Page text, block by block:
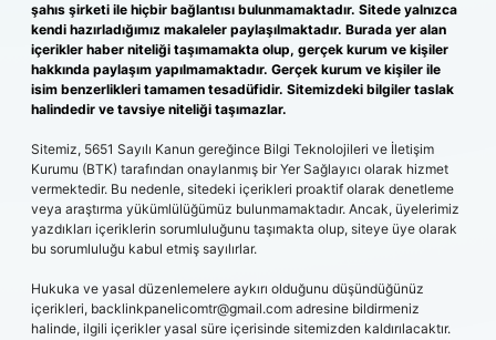
şahıs şirketi ile hiçbir bağlantısı bulunmamaktadır. Sitede yalnızca
kendi hazırladığımız makaleler paylaşılmaktadır. Burada yer alan
içerikler haber niteliği taşımamakta olup, gerçek kurum ve kişiler
hakkında paylaşım yapılmamaktadır. Gerçek kurum ve kişiler ile
isim benzerlikleri tamamen tesadüfidir. Sitemizdeki bilgiler taslak
halindedir ve tavsiye niteliği taşımazlar.
Sitemiz, 5651 Sayılı Kanun gereğince Bilgi Teknolojileri ve İletişim
Kurumu (BTK) tarafından onaylanmış bir Yer Sağlayıcı olarak hizmet
vermektedir. Bu nedenle, sitedeki içerikleri proaktif olarak denetleme
veya araştırma yükümlülüğümüz bulunmamaktadır. Ancak, üyelerimiz
yazdıkları içeriklerin sorumluluğunu taşımakta olup, siteye üye olarak
bu sorumluluğu kabul etmiş sayılırlar.
Hukuka ve yasal düzenlemelere aykırı olduğunu düşündüğünüz
içerikleri, backlinkpanelicomtr@gmail.com adresine bildirmeniz
halinde, ilgili içerikler yasal süre içerisinde sitemizden kaldırılacaktır.